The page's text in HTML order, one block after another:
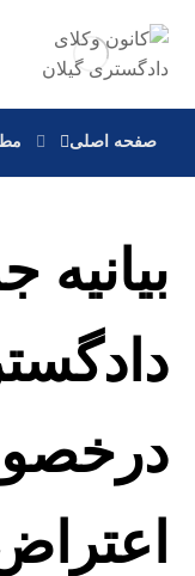
صفحه اصلی